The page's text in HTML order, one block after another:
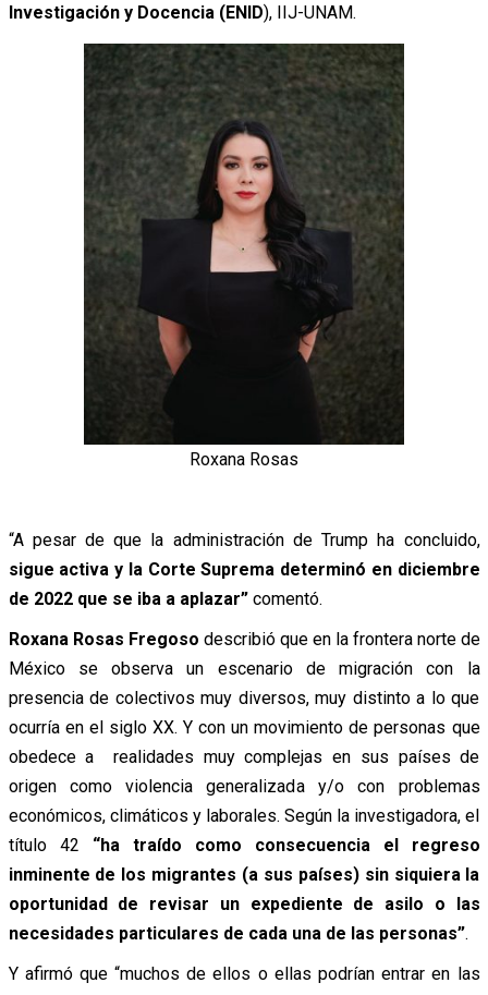
Investigación y Docencia (ENID), IIJ-UNAM.
Roxana Rosas
“A pesar de que la administración de Trump ha concluido,
sigue activa y la Corte Suprema determinó en diciembre
de 2022 que se iba a aplazar”comentó.
Roxana Rosas Fregoso describió que en la frontera norte de
México se observa un escenario de migración con la
presencia de colectivos muy diversos, muy distinto a lo que
ocurría en el siglo XX. Y con un movimiento de personas que
obedece a realidades muy complejas en sus países de
origen como violencia generalizada y/o con problemas
económicos, climáticos y laborales. Según la investigadora, el
título 42 “ha traído como consecuencia el regreso
inminente de los migrantes (a sus países) sin siquiera la
oportunidad de revisar un expediente de asilo o las
necesidades particulares de cada una de las personas”.
Y afirmó que “muchos de ellos o ellas podrían entrar en las